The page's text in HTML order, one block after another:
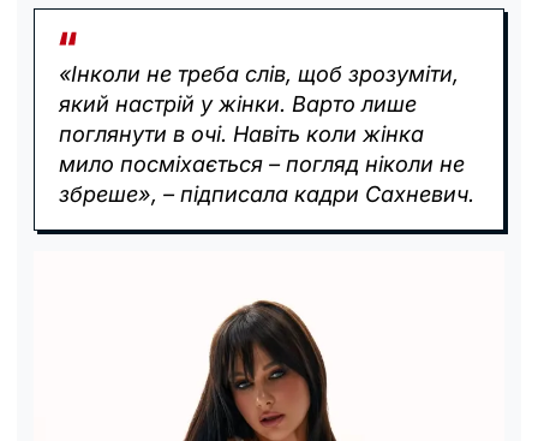
«Інколи не треба слів, щоб зрозуміти,
який настрій у жінки. Варто лише
поглянути в очі. Навіть коли жінка
мило посміхається – погляд ніколи не
збреше», – підписала кадри Сахневич.